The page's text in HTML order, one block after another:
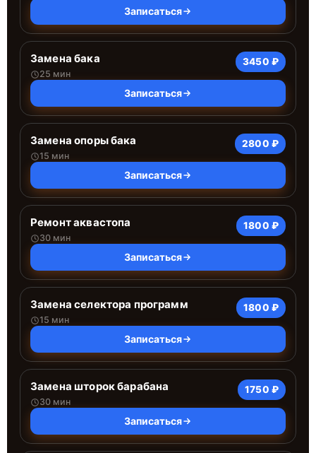
Записаться
Замена бака
25 мин
3450 ₽
Записаться
Замена опоры бака
15 мин
2800 ₽
Записаться
Ремонт аквастопа
30 мин
1800 ₽
Записаться
Замена селектора программ
15 мин
1800 ₽
Записаться
Замена шторок барабана
30 мин
1750 ₽
Записаться